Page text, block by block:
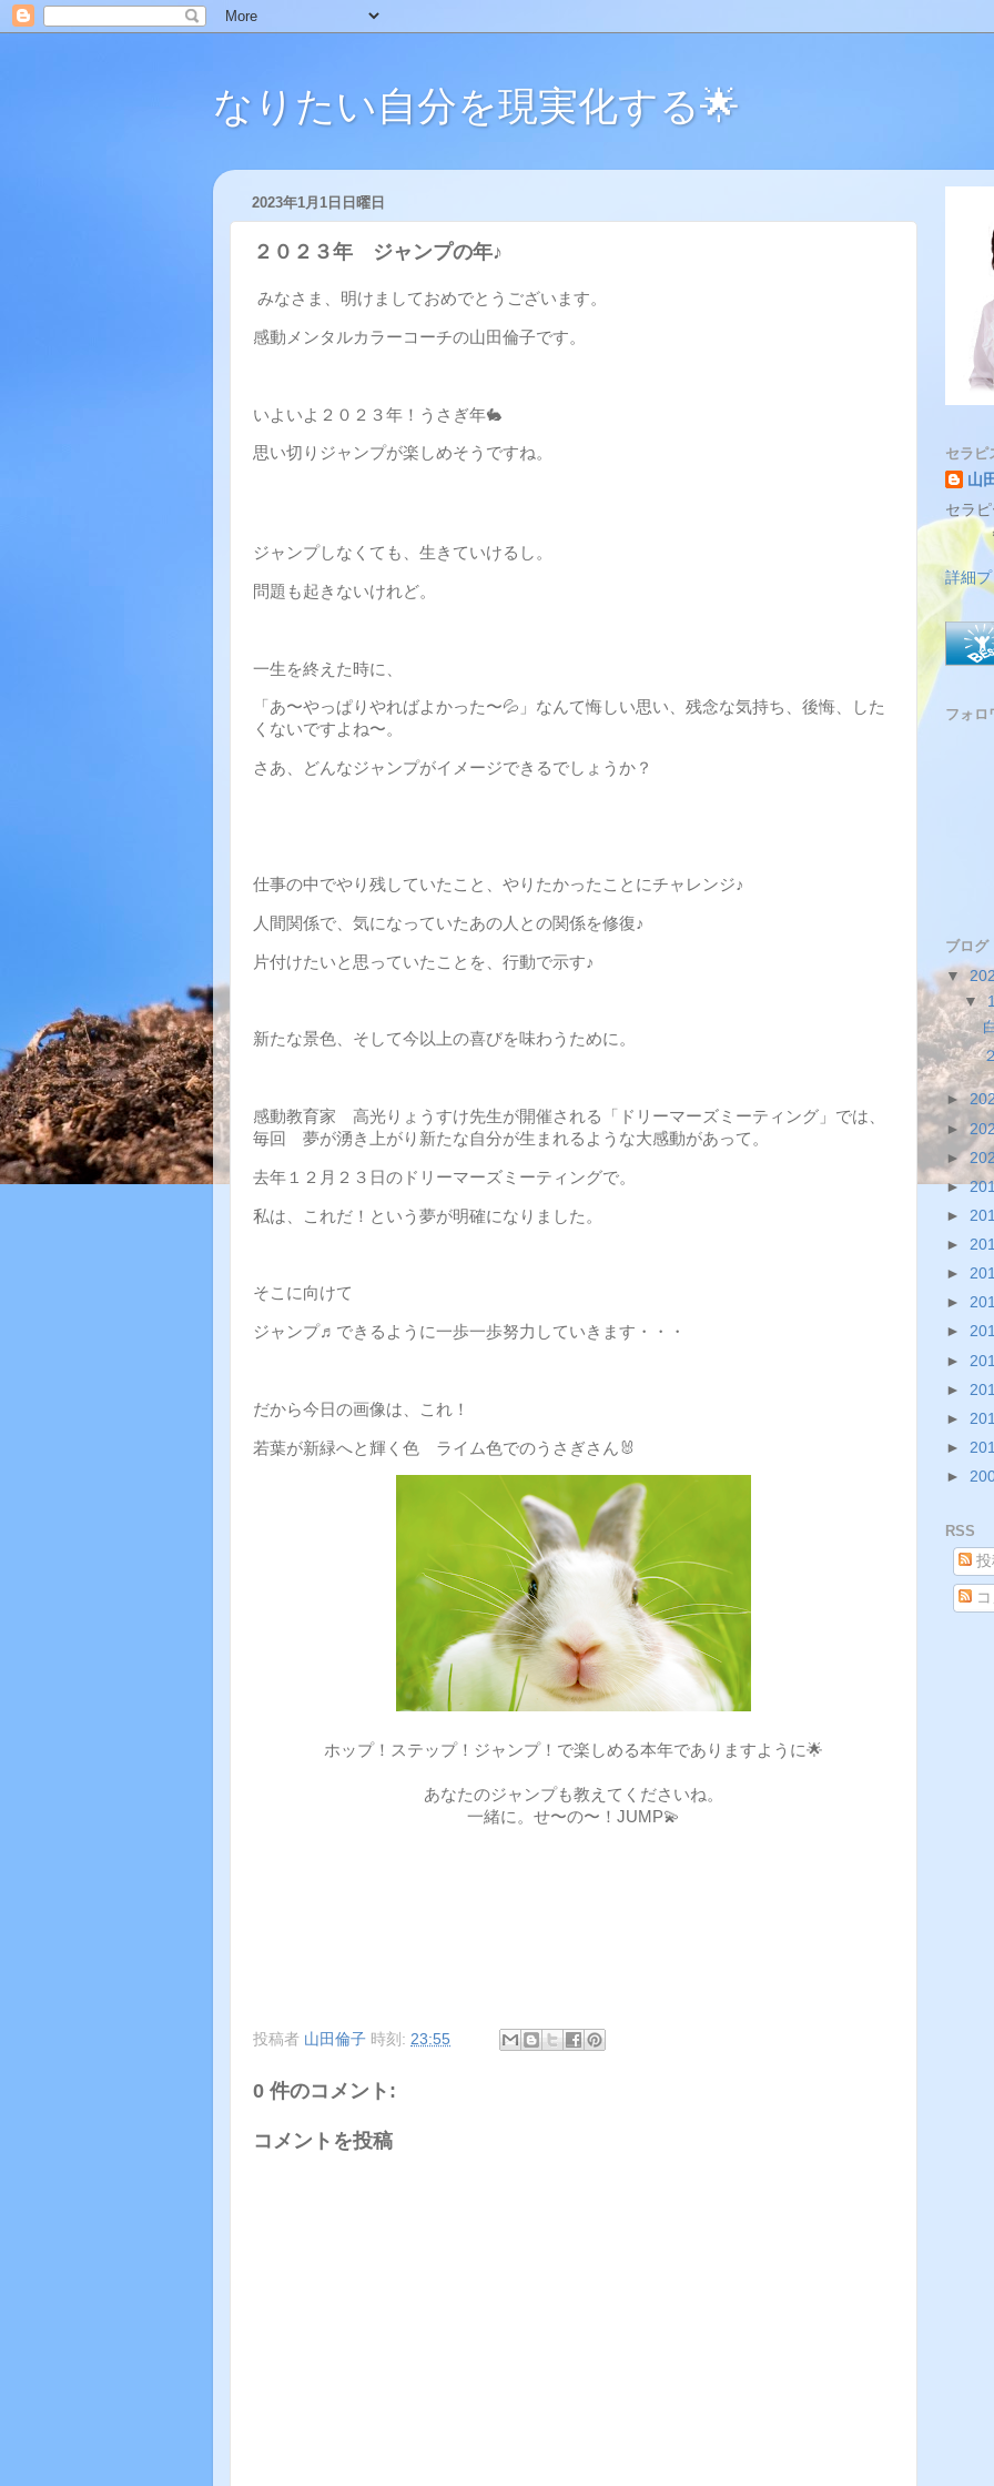
なりたい自分を現実化する🌟
2023年1月1日日曜日
２０２３年 ジャンプの年♪
みなさま、明けましておめでとうございます。
感動メンタルカラーコーチの山田倫子です。
いよいよ２０２３年！うさぎ年🐇
思い切りジャンプが楽しめそうですね。
ジャンプしなくても、生きていけるし。
問題も起きないけれど。
一生を終えた時に、
「あ〜やっぱりやればよかった〜💦」なんて悔しい思い、残念な気持ち、後悔、した
くないですよね〜。
さあ、どんなジャンプがイメージできるでしょうか？
仕事の中でやり残していたこと、やりたかったことにチャレンジ♪
人間関係で、気になっていたあの人との関係を修復♪
片付けたいと思っていたことを、行動で示す♪
新たな景色、そして今以上の喜びを味わうために。
感動教育家 高光りょうすけ先生が開催される「ドリーマーズミーティング」では、
毎回 夢が湧き上がり新たな自分が生まれるような大感動があって。
去年１２月２３日のドリーマーズミーティングで。
私は、これだ！という夢が明確になりました。
そこに向けて
ジャンプ♬できるように一歩一歩努力していきます・・・
だから今日の画像は、これ！
若葉が新緑へと輝く色 ライム色でのうさぎさん🐰
ホップ！ステップ！ジャンプ！で楽しめる本年でありますように🌟
あなたのジャンプも教えてくださいね。
一緒に。せ〜の〜！JUMP💫
投稿者 山田倫子 時刻: 23:55
0 件のコメント:
コメントを投稿
セラピ
山
セラ
感動
心
詳細
フォロ
ブログ
▼
▼
►
►
►
►
►
►
►
►
►
►
►
►
►
►
RSS
投
コ